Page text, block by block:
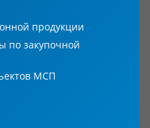
продукции
по закупочной
МСП